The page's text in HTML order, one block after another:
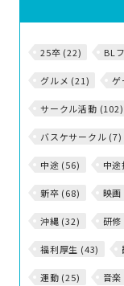
25卒 (22) BL
グルメ (21) ゲ
サークル活動 (102)
バスケサークル (7)
中途 (56) 中
新卒 (68) 映画
沖縄 (32) 研修
福利厚生 (43)
運動 (25) 音